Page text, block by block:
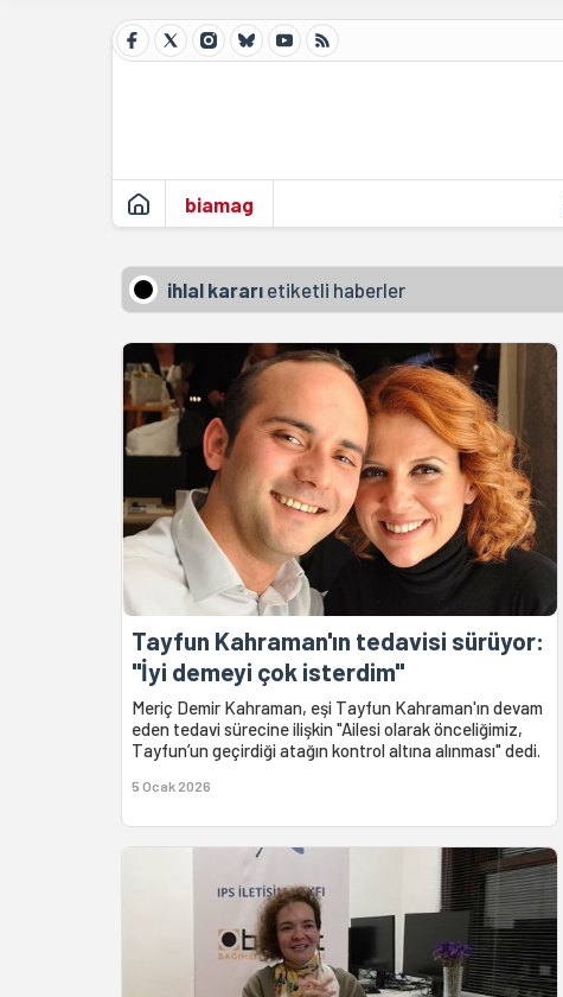
biamag
ihlal kararı etiketli haberler
Tayfun Kahraman'ın tedavisi sürüyor:
"İyi demeyi çok isterdim"
Meriç Demir Kahraman, eşi Tayfun Kahraman'ın devam
eden tedavi sürecine ilişkin "Ailesi olarak önceliğimiz,
Tayfun’un geçirdiği atağın kontrol altına alınması" dedi.
5 Ocak 2026